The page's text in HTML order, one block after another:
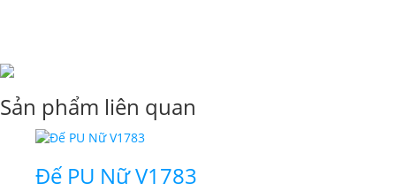
Sản phẩm liên quan
Đế PU Nữ V1783